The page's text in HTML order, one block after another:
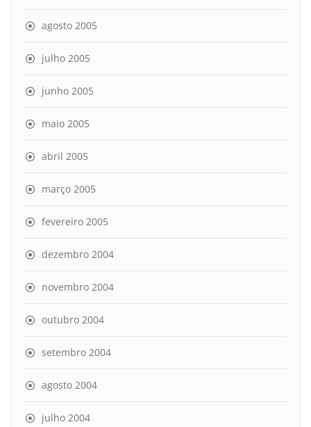
agosto 2005
julho 2005
junho 2005
maio 2005
abril 2005
março 2005
fevereiro 2005
dezembro 2004
novembro 2004
outubro 2004
setembro 2004
agosto 2004
julho 2004